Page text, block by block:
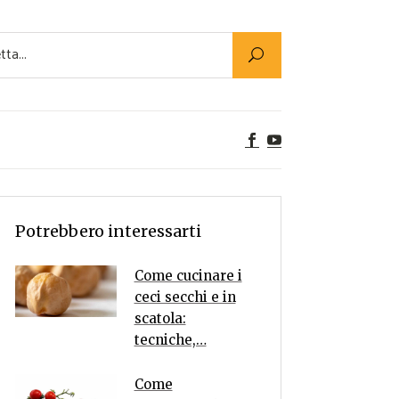
Utility
Alimenti
Rumors
Potrebbero interessarti
Come cucinare i
ceci secchi e in
scatola:
tecniche,…
Come